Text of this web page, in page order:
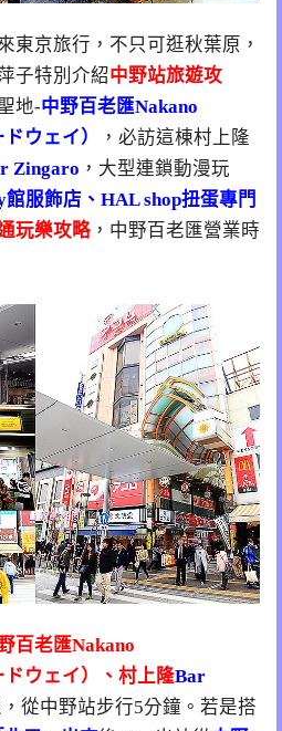
東京旅行，不只可逛秋葉原，
子特別介紹中野站旅遊攻
地-中野百老匯Nakano
ウェイ）
，必訪這棟村上隆
Zingaro ，大型連鎖動漫玩
館服飾店、HAL shop扭蛋專門
玩樂攻略 ，中野百老匯營業時
百老匯Nakano
ウェイ）、村上隆Bar
從中野站步行5分鐘。若是搭